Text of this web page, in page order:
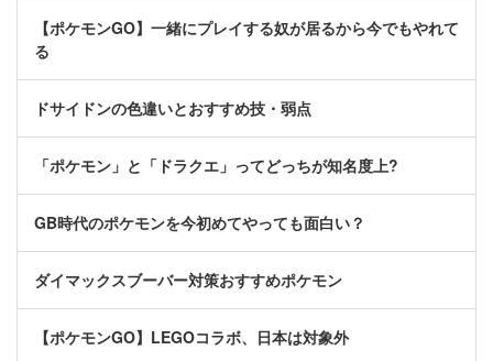
【ポケモンGO】一緒にプレイする奴が居るから今でもやれて
る
ドサイドンの色違いとおすすめ技・弱点
「ポケモン」と「ドラクエ」ってどっちが知名度上?
GB時代のポケモンを今初めてやっても面白い？
ダイマックスブーバー対策おすすめポケモン
【ポケモンGO】LEGOコラボ、日本は対象外